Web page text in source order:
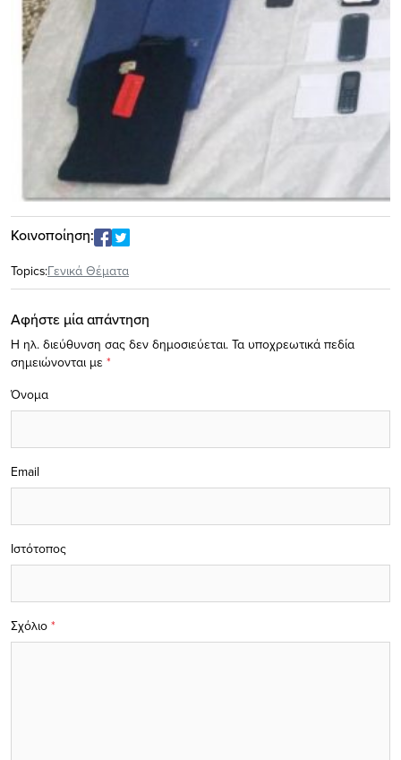
Κοινοποίηση:
Topics:Γενικά Θέματα
Αφήστε μία απάντηση
Η ηλ. διεύθυνση σας δεν δημοσιεύεται. Τα υποχρεωτικά πεδία
σημειώνονται με *
Σχόλιο *
Όνομα
Email
Ιστότοπος